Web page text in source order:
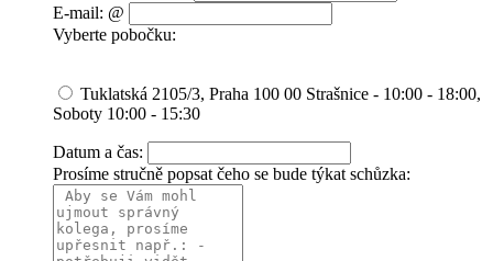
E-mail: @
Vyberte pobočku:
Tuklatská 2105/3, Praha 100 00 Strašnice - 10:00 - 18:00,
Soboty 10:00 - 15:30
Datum a čas:
Prosíme stručně popsat čeho se bude týkat schůzka: